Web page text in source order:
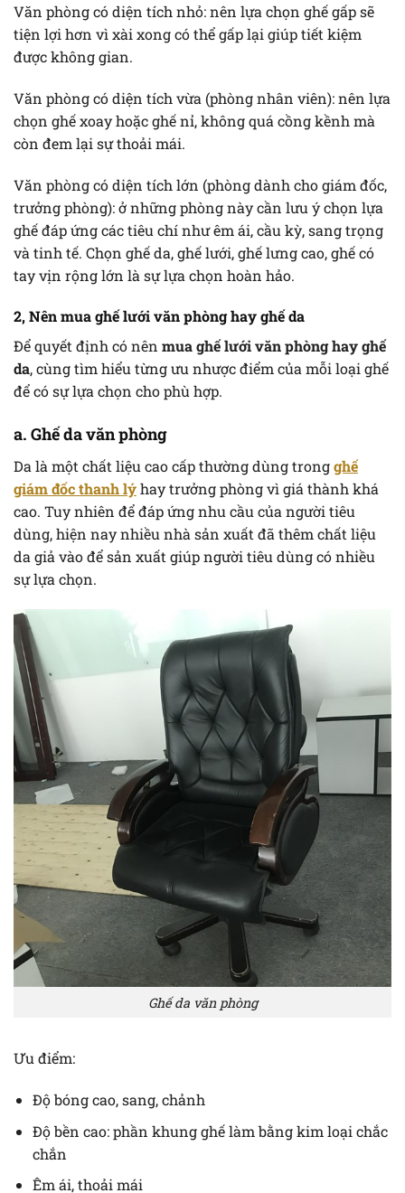
Văn phòng có diện tích nhỏ: nên lựa chọn ghế gấp sẽ
tiện lợi hơn vì xài xong có thể gấp lại giúp tiết kiệm
được không gian.
Văn phòng có diện tích vừa (phòng nhân viên): nên lựa
chọn ghế xoay hoặc ghế nỉ, không quá cồng kềnh mà
còn đem lại sự thoải mái.
Văn phòng có diện tích lớn (phòng dành cho giám đốc,
trưởng phòng): ở những phòng này cần lưu ý chọn lựa
ghế đáp ứng các tiêu chí như êm ái, cầu kỳ, sang trọng
và tinh tế. Chọn ghế da, ghế lưới, ghế lưng cao, ghế có
tay vịn rộng lớn là sự lựa chọn hoàn hảo.
2, Nên mua ghế lưới văn phòng hay ghế da
Để quyết định có nên mua ghế lưới văn phòng hay ghế
da, cùng tìm hiểu từng ưu nhược điểm của mỗi loại ghế
để có sự lựa chọn cho phù hợp.
a. Ghế da văn phòng
Da là một chất liệu cao cấp thường dùng trongghế
giám đốc thanh lýhay trưởng phòng vì giá thành khá
cao. Tuy nhiên để đáp ứng nhu cầu của người tiêu
dùng, hiện nay nhiều nhà sản xuất đã thêm chất liệu
da giả vào để sản xuất giúp người tiêu dùng có nhiều
sự lựa chọn.
Ghế da văn phòng
Ưu điểm:
Độ bóng cao, sang, chảnh
Độ bền cao: phần khung ghế làm bằng kim loại chắc
chắn
Êm ái, thoải mái